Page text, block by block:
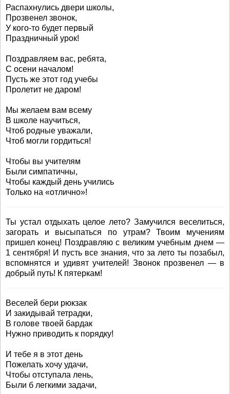
Распахнулись двери школы,
Прозвенел звонок,
У кого-то будет первый
Праздничный урок!
Поздравляем вас, ребята,
С осени началом!
Пусть же этот год учебы
Пролетит не даром!
Мы желаем вам всему
В школе научиться,
Чтоб родные уважали,
Чтоб могли гордиться!
Чтобы вы учителям
Были симпатичны,
Чтобы каждый день учились
Только на «отлично»!
Ты устал отдыхать целое лето? Замучился веселиться,
загорать и высыпаться по утрам? Твоим мучениям
пришел конец! Поздравляю с великим учебным днем —
1 сентября! И пусть все знания, что за лето ты позабыл,
вспомнятся и удивят учителей! Звонок прозвенел — в
добрый путь! К пятеркам!
Веселей бери рюкзак
И закидывай тетрадки,
В голове твоей бардак
Нужно приводить к порядку!
И тебе я в этот день
Пожелать хочу удачи,
Чтобы отступала лень,
Были б легкими задачи,